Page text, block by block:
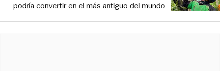
podría convertir en el más antiguo del mundo